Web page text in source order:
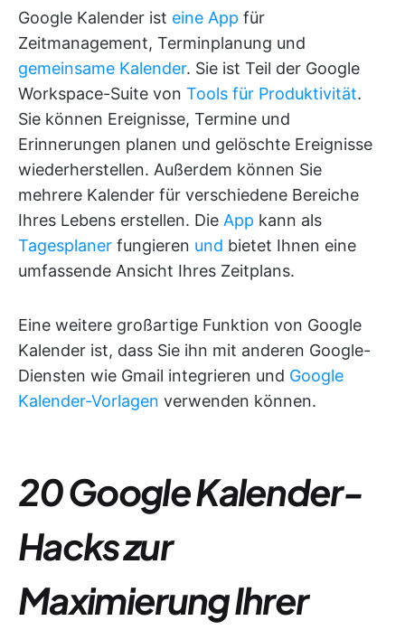
Google Kalender ist eine App für
Zeitmanagement, Terminplanung und
gemeinsame Kalender. Sie ist Teil der Google
Workspace-Suite von Tools für Produktivität.
Sie können Ereignisse, Termine und
Erinnerungen planen und gelöschte Ereignisse
wiederherstellen. Außerdem können Sie
mehrere Kalender für verschiedene Bereiche
Ihres Lebens erstellen. Die App kann als
Tagesplaner fungieren und bietet Ihnen eine
umfassende Ansicht Ihres Zeitplans.
Eine weitere großartige Funktion von Google
Kalender ist, dass Sie ihn mit anderen Google-
Diensten wie Gmail integrieren und Google
Kalender-Vorlagen verwenden können.
20 Google Kalender-
Hacks zur
Maximierung Ihrer